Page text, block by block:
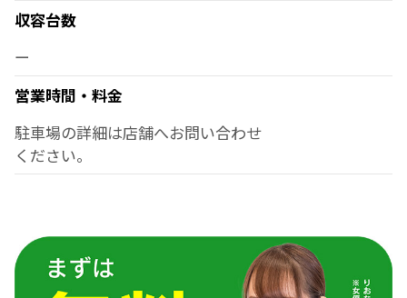
収容台数
ー
営業時間・料金
駐車場の詳細は店舗へお問い合わせ
ください。